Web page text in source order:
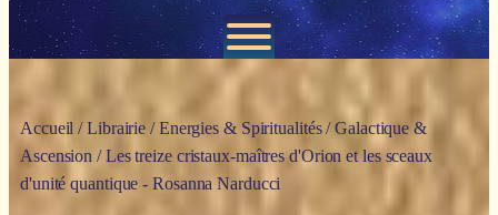
Accueil /Librairie /Energies & Spiritualités/Galactique &
Ascension / Les treize cristaux-maîtres d'Orion et les sceaux
d'unité quantique - Rosanna Narducci